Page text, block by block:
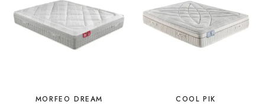
MORFEO DREAM
COOL PIK